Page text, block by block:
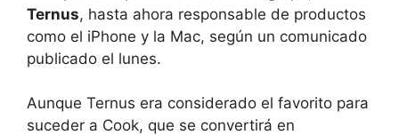
Ternus, hasta ahora responsable de productos
como el iPhone y la Mac, según un comunicado
publicado el lunes.
Aunque Ternus era considerado el favorito para
suceder a Cook, que se convertirá en